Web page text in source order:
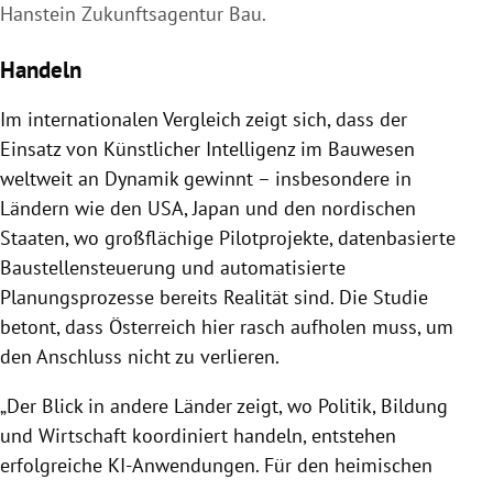
Hanstein Zukunftsagentur Bau.
Handeln
Im internationalen Vergleich zeigt sich, dass der
Einsatz von Künstlicher Intelligenz im Bauwesen
weltweit an Dynamik gewinnt – insbesondere in
Ländern wie den USA, Japan und den nordischen
Staaten, wo großflächige Pilotprojekte, datenbasierte
Baustellensteuerung und automatisierte
Planungsprozesse bereits Realität sind. Die Studie
betont, dass Österreich hier rasch aufholen muss, um
den Anschluss nicht zu verlieren.
„Der Blick in andere Länder zeigt, wo Politik, Bildung
und Wirtschaft koordiniert handeln, entstehen
erfolgreiche KI-Anwendungen. Für den heimischen